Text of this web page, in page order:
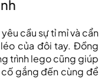
cầu sự tỉ mỉ và cẩn
của đôi tay. Đồng
trình lego cũng giúp
gắng đến cùng để